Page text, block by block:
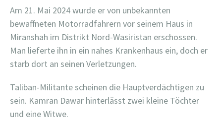
Am 21. Mai 2024 wurde er von unbekannten
bewaffneten Motorradfahrern vor seinem Haus in
Miranshah im Distrikt Nord-Wasiristan erschossen.
Man lieferte ihn in ein nahes Krankenhaus ein, doch er
starb dort an seinen Verletzungen.
Taliban-Militante scheinen die Hauptverdächtigen zu
sein. Kamran Dawar hinterlässt zwei kleine Töchter
und eine Witwe.